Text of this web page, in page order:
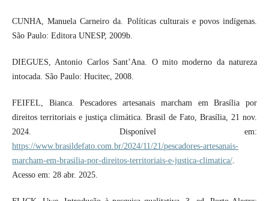
CUNHA, Manuela Carneiro da. Políticas culturais e povos indígenas.
São Paulo: Editora UNESP, 2009b.
DIEGUES, Antonio Carlos Sant’Ana. O mito moderno da natureza
intocada. São Paulo: Hucitec, 2008.
FEIFEL, Bianca. Pescadores artesanais marcham em Brasília por
direitos territoriais e justiça climática. Brasil de Fato, Brasília, 21 nov.
2024. Disponível em:
https://www.brasildefato.com.br/2024/11/21/pescadores-artesanais-
marcham-em-brasilia-por-direitos-territoriais-e-justica-climatica/.
Acesso em: 28 abr. 2025.